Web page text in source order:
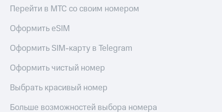
Перейти в МТС со своим номером
Оформить eSIM
Оформить SIM-карту в Telegram
Оформить чистый номер
Выбрать красивый номер
Больше возможностей выбора номера